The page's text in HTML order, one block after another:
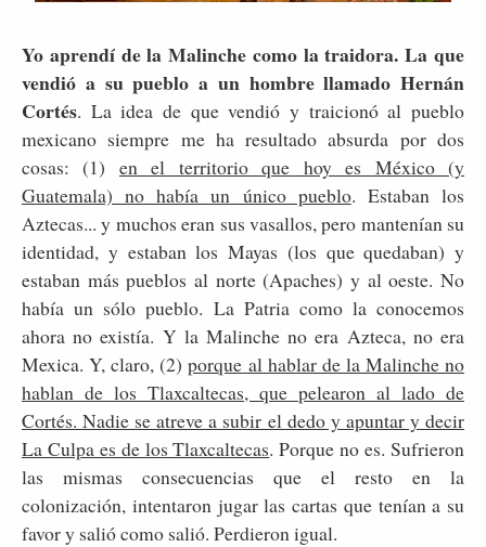
Yo aprendí de la Malinche como la traidora. La que
vendió a su pueblo a un hombre llamado Hernán
Cortés. La idea de que vendió y traicionó al pueblo
mexicano siempre me ha resultado absurda por dos
cosas: (1) en el territorio que hoy es México (y
Guatemala) no había un único pueblo. Estaban los
Aztecas... y muchos eran sus vasallos, pero mantenían su
identidad, y estaban los Mayas (los que quedaban) y
estaban más pueblos al norte (Apaches) y al oeste. No
había un sólo pueblo. La Patria como la conocemos
ahora no existía. Y la Malinche no era Azteca, no era
Mexica. Y, claro, (2)porque al hablar de la Malinche no
hablan de los Tlaxcaltecas, que pelearon al lado de
Cortés. Nadie se atreve a subir el dedo y apuntar y decir
La Culpa es de los Tlaxcaltecas. Porque no es. Sufrieron
las mismas consecuencias que el resto en la
colonización, intentaron jugar las cartas que tenían a su
favor y salió como salió. Perdieron igual.